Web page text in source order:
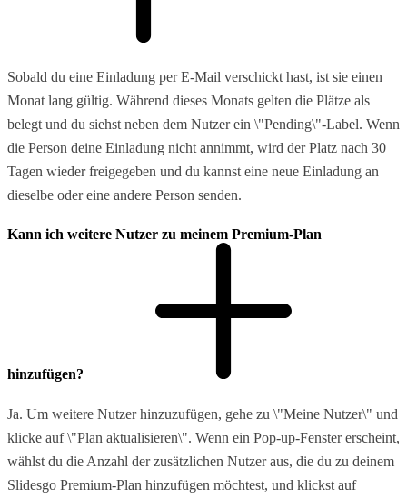
Sobald du eine Einladung per E-Mail verschickt hast, ist sie einen
Monat lang gültig. Während dieses Monats gelten die Plätze als
belegt und du siehst neben dem Nutzer ein \"Pending\"-Label. Wenn
die Person deine Einladung nicht annimmt, wird der Platz nach 30
Tagen wieder freigegeben und du kannst eine neue Einladung an
dieselbe oder eine andere Person senden.
Kann ich weitere Nutzer zu meinem Premium-Plan
hinzufügen?
Ja. Um weitere Nutzer hinzuzufügen, gehe zu \"Meine Nutzer\" und
klicke auf \"Plan aktualisieren\". Wenn ein Pop-up-Fenster erscheint,
wählst du die Anzahl der zusätzlichen Nutzer aus, die du zu deinem
Slidesgo Premium-Plan hinzufügen möchtest, und klickst auf